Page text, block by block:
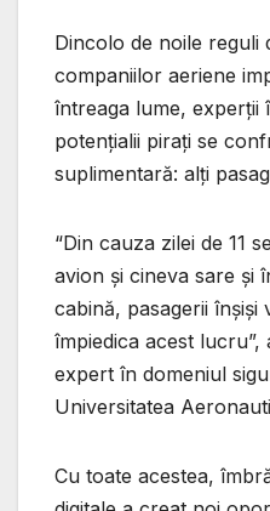
Dincolo de noile reguli
companiilor aeriene
întreaga lume, experții
potențialii pirați se
suplimentară: alți
“Din cauza zilei de 11
avion și cineva sare și
cabină, pasagerii
împiedica acest
expert în domeniul
Universitatea
Cu toate acestea,